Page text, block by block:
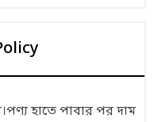
হাতে পাবার পর দাম